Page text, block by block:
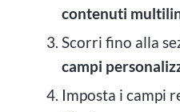
contenuti
Scorri fino alla
campi
Imposta i campi